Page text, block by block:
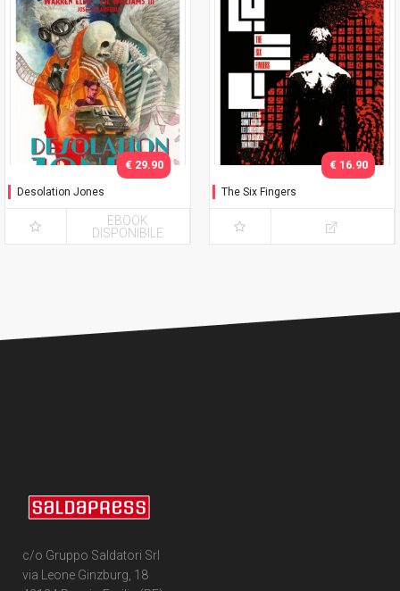
Desolation Jones
€ 29.90
EBOOK
DISPONIBILE
The Six Fingers
€ 16.90
c/o Gruppo Saldatori Srl
via Leone Ginzburg, 18